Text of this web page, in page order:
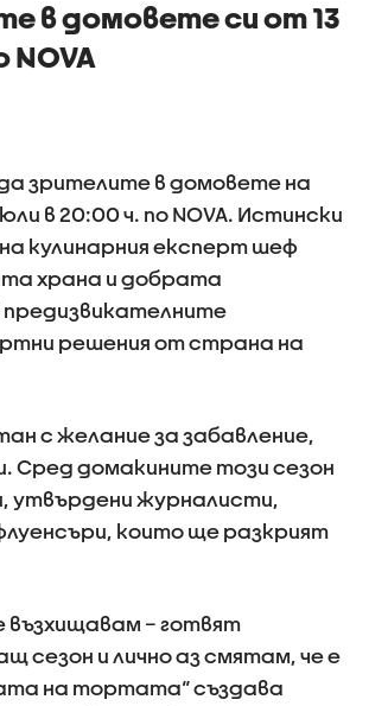
в домовете си от 13
NOVA
зрителите в домовете на
в 20:00 ч. по NOVA. Истински
кулинарния експерт шеф
храна и добрата
решения от страна на
с желание за забавление,
Сред домакините този сезон
утвърдени журналисти,
които ще разкрият
възхищавам – готвят
сезон и лично аз смятам, че е
на тортата“ създава